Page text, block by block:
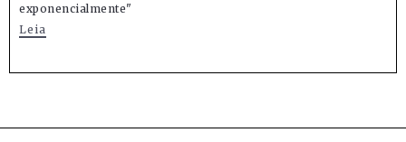
exponencialmente"
Leia